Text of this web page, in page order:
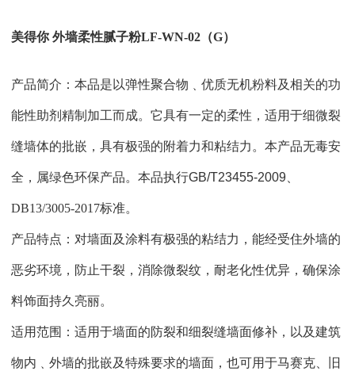
美得你 外墙柔性腻子粉LF-WN-02（G）
产品简介：本品是以弹性聚合物﹑优质无机粉料及相关的功
能性助剂精制加工而成。它具有一定的柔性，适用于细微裂
缝墙体的批嵌，具有极强的附着力和粘结力。本产品无毒安
全，属绿色环保产品。本品执行GB/T23455-2009
DB13/3005-2017标准。
产品特点：对墙面及涂料有极强的粘结力，能经受住外墙的
恶劣环境，防止干裂，消除微裂纹，耐老化性优异，确保涂
料饰面持久亮丽。
适用范围：适用于墙面的防裂和细裂缝墙面修补，以及建筑
物内﹑外墙的批嵌及特殊要求的墙面，也可用于马赛克、旧